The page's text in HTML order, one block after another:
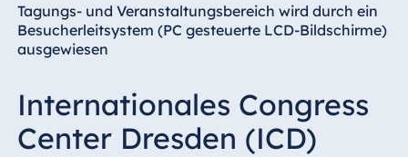
Tagungs- und Veranstaltungsbereich wird durch ein
Besucherleitsystem (PC gesteuerte LCD-Bildschirme)
ausgewiesen
Internationales Congress
Center Dresden (ICD)